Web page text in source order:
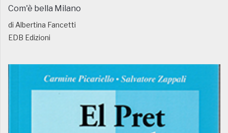
Com'è bella Milano
di Albertina Fancetti
EDB Edizioni